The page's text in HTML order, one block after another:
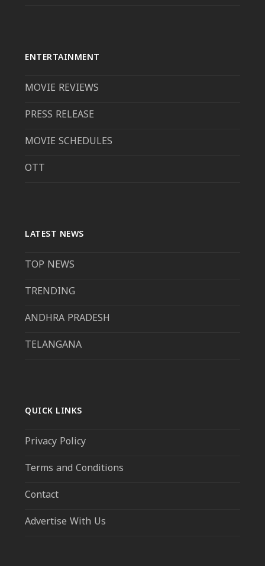
ENTERTAINMENT
MOVIE REVIEWS
PRESS RELEASE
MOVIE SCHEDULES
OTT
LATEST NEWS
TOP NEWS
TRENDING
ANDHRA PRADESH
TELANGANA
QUICK LINKS
Privacy Policy
Terms and Conditions
Contact
Advertise With Us